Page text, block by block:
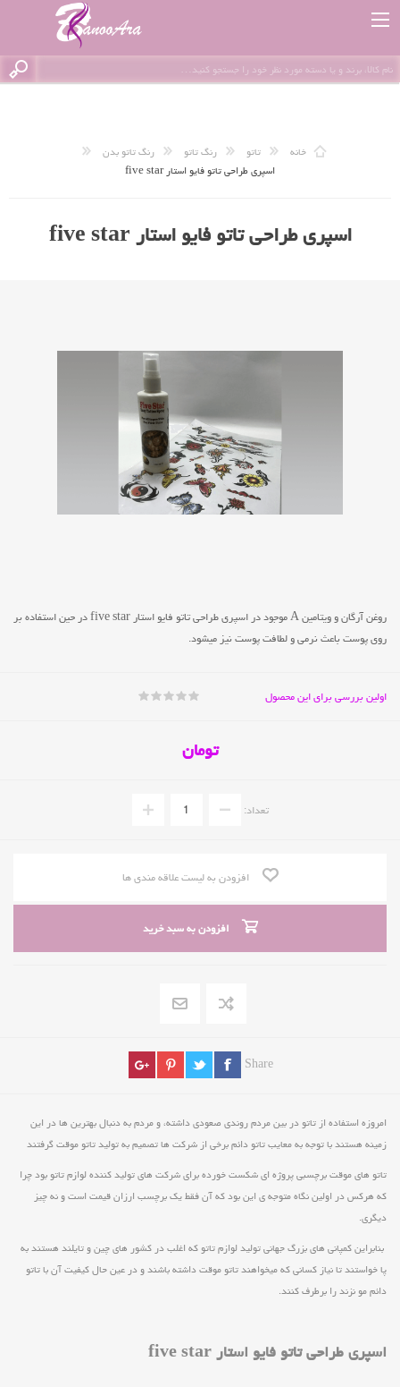
خانه تاتو رنگ تاتو
رنگ تاتو بدن
اسپری طراحی تاتو فایو استار five star
اسپری طراحی تاتو فایو استار five star
روغن آرگان و ویتامین A موجود در اسپری طراحی تاتو فایو استار five star در حین استفاده بر
روی پوست باعث نرمی و لطافت پوست نیز میشود.
اولین بررسی برای این محصول
تومان
تعداد:
افزودن به لیست علاقه مندی ها
افزودن به سبد خرید
Share
امروزه استفاده از تاتو در بین مردم روندی صعودی داشته، و مردم به دنبال بهترین ها در این
زمینه هستند با توجه به معایب تاتو دائم برخی از شرکت ها تصمیم به تولید تاتو موقت گرفتند
تاتو های موقت برچسبی پروژه ای شکست خورده برای شرکت های تولید کننده لوازم تاتو بود چرا
که هرکس در اولین نگاه متوجه ی این بود که آن فقط یک برچسب ارزان قیمت است و نه چیز
دیگری.
بنابراین کمپانی های بزرگ جهانی تولید لوازم تاتو که اغلب در کشور های چین و تایلند هستند به
پا خواستند تا نیاز کسانی که میخواهند تاتو موقت داشته باشند و در عین حال کیفیت آن با تاتو
دائم مو نزند را برطرف کنند.
اسپری طراحی تاتو فایو استار five star